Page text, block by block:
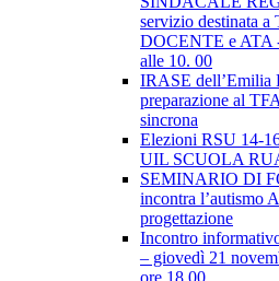
servizio destinata
DOCENTE e ATA
alle 10. 00
IRASE dell’Emilia
preparazione al
sincrona
Elezioni RSU 14-
UIL SCUOLA
SEMINARIO DI
incontra l’autismo
progettazione
Incontro
– giovedì 21